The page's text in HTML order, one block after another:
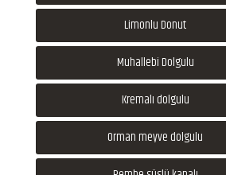
Limonlu Donut
Muhallebi Dolgulu
Kremalı dolgulu
Orman meyve dolgulu